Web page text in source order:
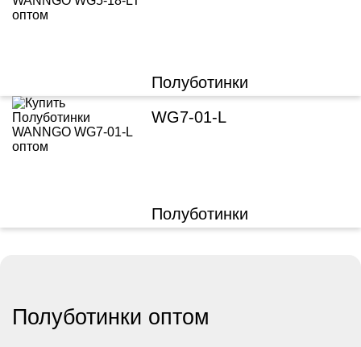
Полуботинки
WG7-01-L
Полуботинки
Полуботинки оптом